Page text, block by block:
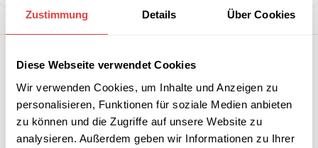
Zustimmung Details Über Cookies
Diese Webseite verwendet Cookies
Wir verwenden Cookies, um Inhalte und Anzeigen zu
personalisieren, Funktionen für soziale Medien anbieten
zu können und die Zugriffe auf unsere Website zu
analysieren. Außerdem geben wir Informationen zu Ihrer